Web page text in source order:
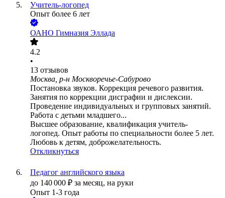
Учитель-логопед
Опыт более 6 лет
ОАНО Гимназия Эллада
4.2
•
13 отзывов
Москва, р-н Москворечье-Сабурово
Постановка звуков. Коррекция речевого развития.
Занятия по коррекции дисграфии и дислексии.
Проведение индивидуальных и групповых занятий.
Работа с детьми младшего...
Высшее образование, квалификация учитель-
логопед. Опыт работы по специальности более 5 лет.
Любовь к детям, доброжелательность.
Откликнуться
Педагог английского языка
до 140 000 ₽ за месяц, на руки
Опыт 1-3 года